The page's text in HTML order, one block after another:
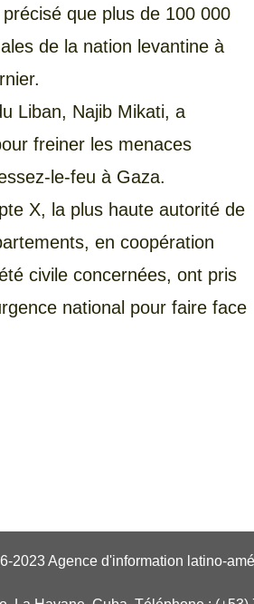
que plus de 100 000
de la nation levantine à
Liban, Najib Mikati, a
freiner les menaces
le-feu à Gaza.
X, la plus haute autorité de
en coopération
civile concernées, ont pris
national pour faire face
2023 Agence d'information latino-